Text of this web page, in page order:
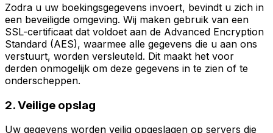
Zodra u uw boekingsgegevens invoert, bevindt u zich in
een beveiligde omgeving. Wij maken gebruik van een
SSL-certificaat dat voldoet aan de Advanced Encryption
Standard (AES), waarmee alle gegevens die u aan ons
verstuurt, worden versleuteld. Dit maakt het voor
derden onmogelijk om deze gegevens in te zien of te
onderscheppen.
2. Veilige opslag
Uw gegevens worden veilig opgeslagen op servers die